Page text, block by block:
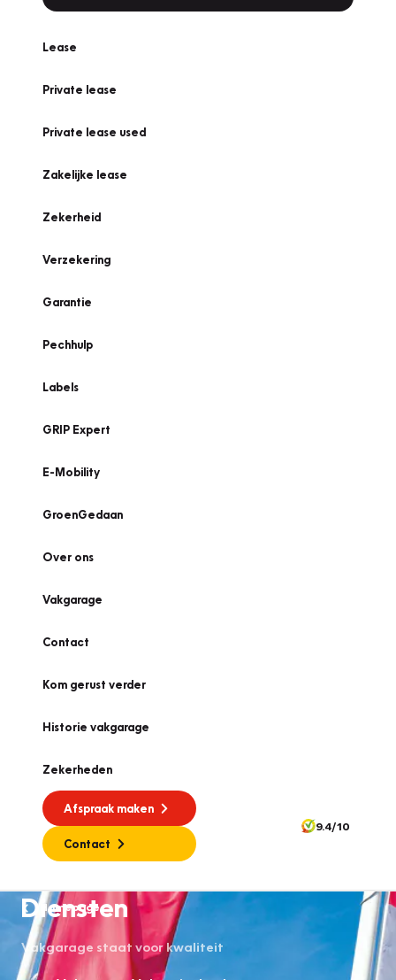
Lease
Private lease
Private lease used
Zakelijke lease
Zekerheid
Verzekering
Garantie
Pechhulp
Labels
GRIP Expert
E-Mobility
GroenGedaan
Over ons
Vakgarage
Contact
Kom gerust verder
Historie vakgarage
Zekerheden
Afspraak maken
Contact
9.4/10
Homepage
Diensten
Vakgarage staat voor kwaliteit